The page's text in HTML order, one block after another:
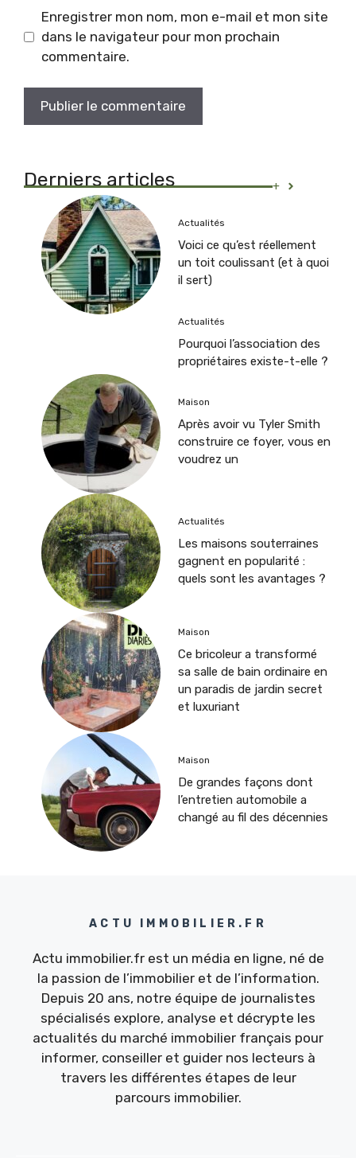
Enregistrer mon nom, mon e-mail et mon site
dans le navigateur pour mon prochain
commentaire.
Derniers articles +
Actualités
Voici ce qu’est réellement
un toit coulissant (et à quoi
il sert)
Actualités
Pourquoi l’association des
propriétaires existe-t-elle ?
Maison
Après avoir vu Tyler Smith
construire ce foyer, vous en
voudrez un
Actualités
Les maisons souterraines
gagnent en popularité :
quels sont les avantages ?
Maison
Ce bricoleur a transformé
sa salle de bain ordinaire en
un paradis de jardin secret
et luxuriant
Maison
De grandes façons dont
l’entretien automobile a
changé au fil des décennies
ACTU IMMOBILIER.FR
Actu immobilier.fr est un média en ligne, né de
la passion de l’immobilier et de l’information.
Depuis 20 ans, notre équipe de journalistes
spécialisés explore, analyse et décrypte les
actualités du marché immobilier français pour
informer, conseiller et guider nos lecteurs à
travers les différentes étapes de leur
parcours immobilier.